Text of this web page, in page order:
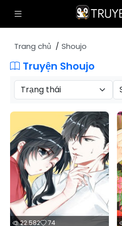
Trang chủ Shoujo
Truyện Shoujo
22.582 74